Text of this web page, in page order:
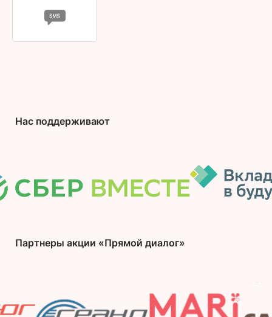
Нас поддерживают
Партнеры акции «Прямой диалог»